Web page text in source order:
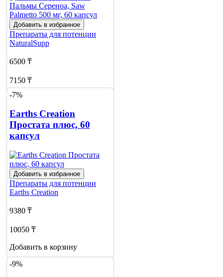
Добавить в избранное
Препараты для потенции
NaturalSupp
6500 ₸
7150 ₸
Добавить в корзину
-7%
Earths Creation
Простата плюс, 60
капсул
Добавить в избранное
Препараты для потенции
Earths Creation
9380 ₸
10050 ₸
Добавить в корзину
-9%